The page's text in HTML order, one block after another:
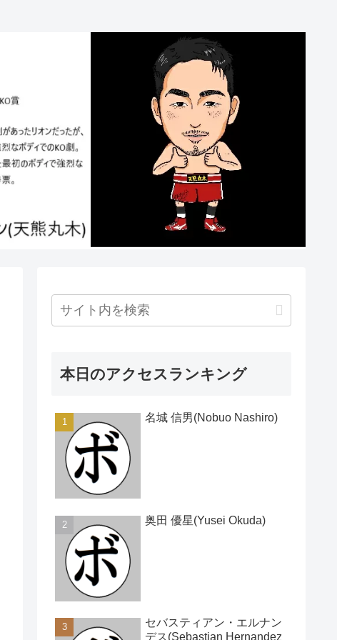
本日のアクセスランキング
名城 信男(Nobuo Nashiro)
奥田 優星(Yusei Okuda)
セバスティアン・エルナン
デス(Sebastian Hernandez